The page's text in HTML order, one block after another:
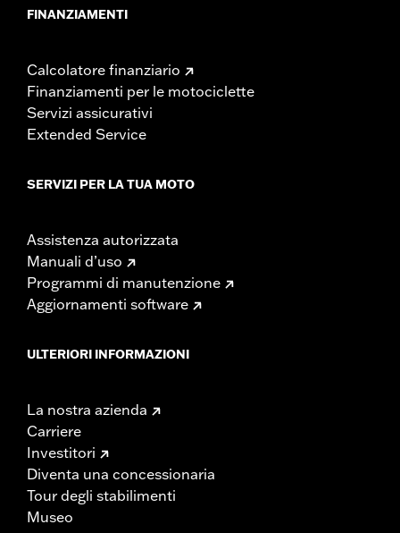
FINANZIAMENTI
Calcolatore finanziario
Finanziamenti per le motociclette
Servizi assicurativi
Extended Service
SERVIZI PER LA TUA MOTO
Assistenza autorizzata
Manuali d’uso
Programmi di manutenzione
Aggiornamenti software
ULTERIORI INFORMAZIONI
La nostra azienda
Carriere
Investitori
Diventa una concessionaria
Tour degli stabilimenti
Museo